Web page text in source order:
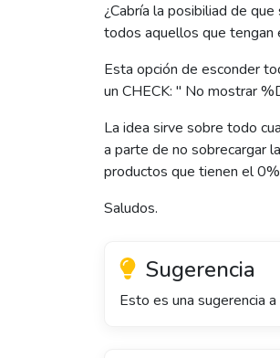
¿Cabría la posibiliad de
todos aquellos que tengan
Esta opción de esconder
un CHECK: " No mostrar
La idea sirve sobre todo
a parte de no sobrecargar
productos que tienen el
Saludos.
Sugerencia
Esto es una sugerencia